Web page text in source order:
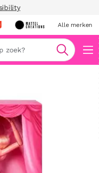
Alle merken
Zoeken